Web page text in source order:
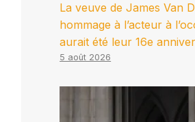
La veuve de James Van
hommage à l’acteur à
aurait été leur 16e
5 août 2026